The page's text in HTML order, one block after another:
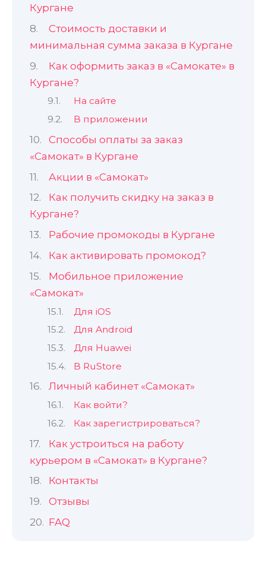
Кургане
Стоимость доставки и
минимальная сумма заказа в Кургане
Как оформить заказ в «Самокате» в
Кургане?
На сайте
В приложении
Способы оплаты за заказ
«Самокат» в Кургане
Акции в «Самокат»
Как получить скидку на заказ в
Кургане?
Рабочие промокоды в Кургане
Как активировать промокод?
Мобильное приложение
«Самокат»
Для iOS
Для Android
Для Huawei
В RuStore
Личный кабинет «Самокат»
Как войти?
Как зарегистрироваться?
Как устроиться на работу
курьером в «Самокат» в Кургане?
Контакты
Отзывы
FAQ